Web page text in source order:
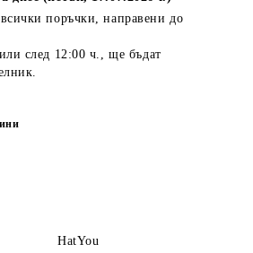
поръчки, направенидо
след 12:00 ч. , ще бъдат
.
HatYou